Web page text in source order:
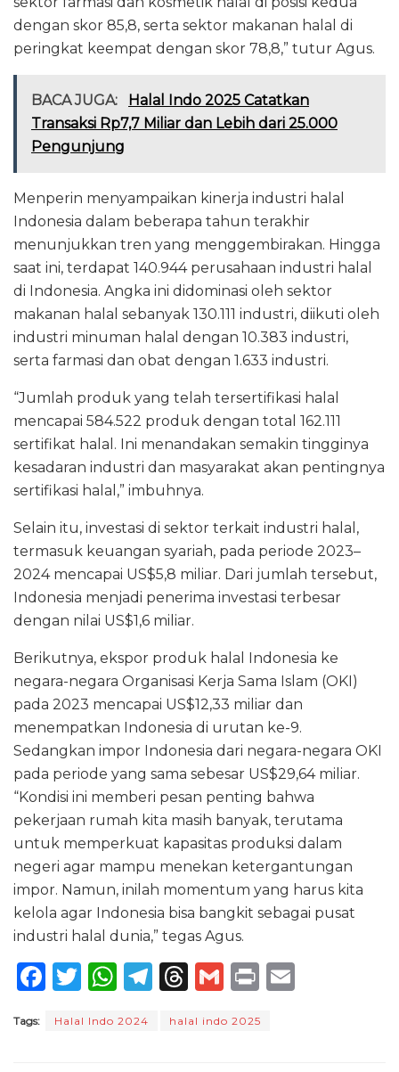
dengan skor 85,8, serta sektor makanan halal di
peringkat keempat dengan skor 78,8,” tutur Agus.
BACA JUGA:
Halal Indo 2025 Catatkan
Transaksi Rp7,7 Miliar dan Lebih dari 25.000
Pengunjung
Menperin menyampaikan kinerja industri halal
Indonesia dalam beberapa tahun terakhir
menunjukkan tren yang menggembirakan. Hingga
saat ini, terdapat 140.944 perusahaan industri halal
di Indonesia. Angka ini didominasi oleh sektor
makanan halal sebanyak 130.111 industri, diikuti oleh
industri minuman halal dengan 10.383 industri,
serta farmasi dan obat dengan 1.633 industri.
“Jumlah produk yang telah tersertifikasi halal
mencapai 584.522 produk dengan total 162.111
sertifikat halal. Ini menandakan semakin tingginya
kesadaran industri dan masyarakat akan pentingnya
sertifikasi halal,” imbuhnya.
Selain itu, investasi di sektor terkait industri halal,
termasuk keuangan syariah, pada periode 2023–
2024 mencapai US$5,8 miliar. Dari jumlah tersebut,
Indonesia menjadi penerima investasi terbesar
dengan nilai US$1,6 miliar.
Berikutnya, ekspor produk halal Indonesia ke
negara-negara Organisasi Kerja Sama Islam (OKI)
pada 2023 mencapai US$12,33 miliar dan
menempatkan Indonesia di urutan ke-9.
Sedangkan impor Indonesia dari negara-negara OKI
pada periode yang sama sebesar US$29,64 miliar.
“Kondisi ini memberi pesan penting bahwa
pekerjaan rumah kita masih banyak, terutama
untuk memperkuat kapasitas produksi dalam
negeri agar mampu menekan ketergantungan
impor. Namun, inilah momentum yang harus kita
kelola agar Indonesia bisa bangkit sebagai pusat
industri halal dunia,” tegas Agus.
F
c
T
it
W
a
T
T
re
G
ai
P
n
Tags: Halal Indo 2024 halal indo 2025